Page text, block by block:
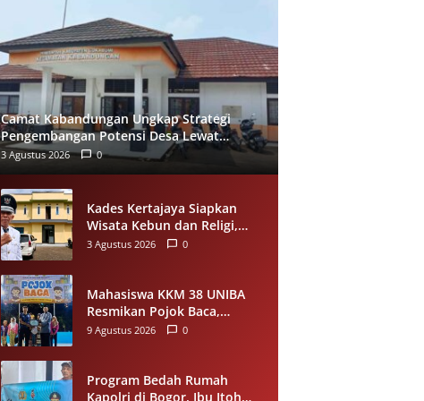
Camat Kabandungan Ungkap Strategi
Pengembangan Potensi Desa Lewat
BUMDes dan Kolaborasi Pentahelix
3 Agustus 2026 0
Kades Kertajaya Siapkan
Wisata Kebun dan Religi,
UMKM Jadi Motor Baru
3 Agustus 2026 0
Mahasiswa KKM 38 UNIBA
Resmikan Pojok Baca,
Dorong Minat Literasi Anak-
9 Agustus 2026 0
Program Bedah Rumah
Kapolri di Bogor, Ibu Itoh